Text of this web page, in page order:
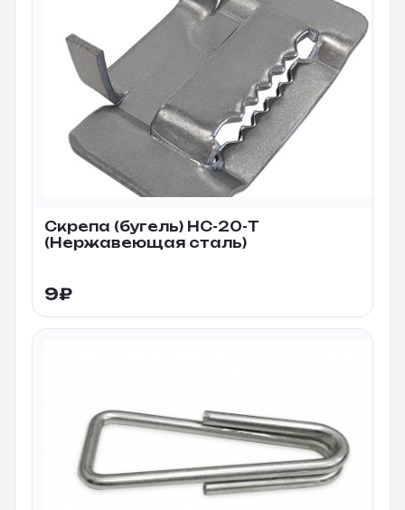
Скрепа (бугель) НС-20-Т
(Нержавеющая сталь)
9₽